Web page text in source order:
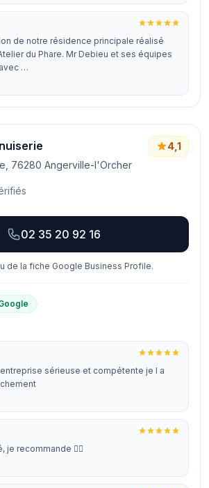
de notre résidence principale réalisé
du Phare. Mr Debieu et ses équipes
…
76280 Angerville-l'Orcher
4,1
02 35 20 92 16
de la fiche Google Business Profile.
sérieuse et compétente je l a
je recommande 👍🏻